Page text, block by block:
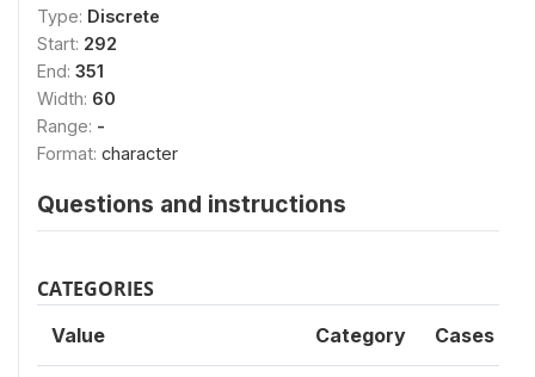
Type: Discrete
Start: 292
End: 351
Width: 60
Range: -
Format: character
Questions and instructions
CATEGORIES
Value Category Cases